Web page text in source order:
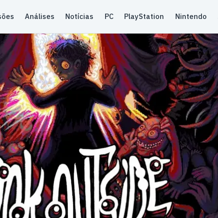
Análises Notícias PC PlayStation Nintendo